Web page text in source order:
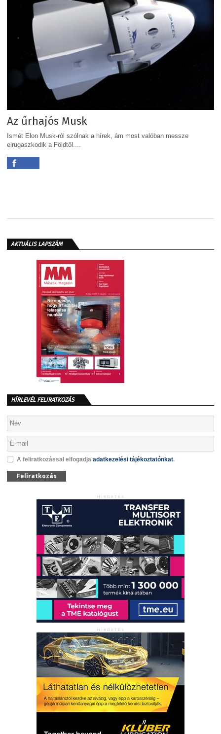
Az űrhajós Musk
Ismét Elon Musk-ról szólnak a hírek, ám most valóban messze
elrugaszkodik a Földtől....
AKTUÁLIS LAPSZÁM
HÍRLEVÉL FELIRATKOZÁS
A feliratkozással elfogadja adatkezelési tájékoztatónkat.
Feliratkozás
HIRDETÉS
HIRDETÉS